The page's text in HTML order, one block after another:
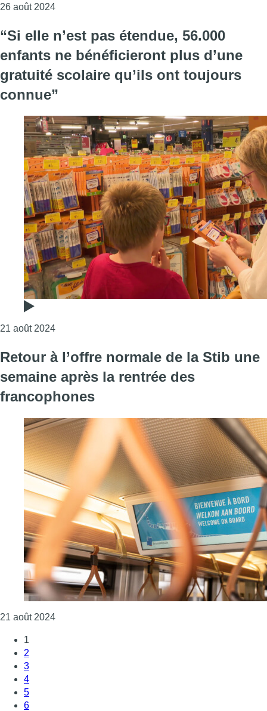
26 août 2024Consulter l'article "La gratuité scolaire ne sera
“Si elle n’est pas étendue, 56.000
enfants ne bénéficieront plus d’une
gratuité scolaire qu’ils ont toujours
connue”
21 août 2024Consulter l'article "“Si elle n’est pas étendue,
Retour à l’offre normale de la Stib une
semaine après la rentrée des
francophones
21 août 2024Consulter l'article "Retour à l’offre normale de la
1
2
3
4
5
6